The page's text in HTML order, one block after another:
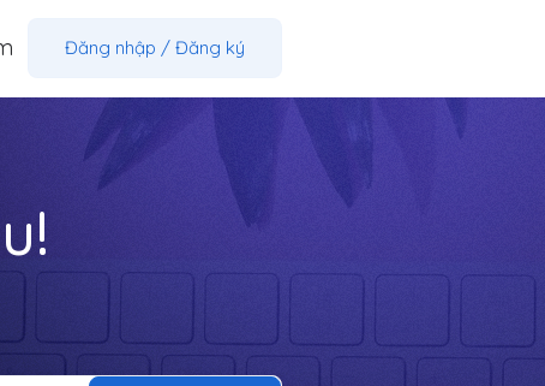
Đăng nhập / Đăng ký